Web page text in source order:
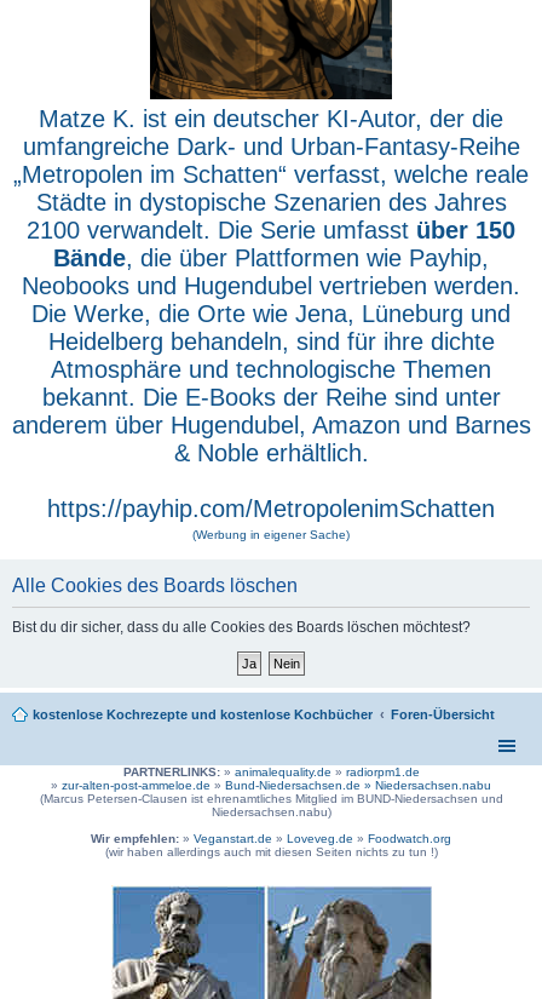
Matze K. ist ein deutscher KI-Autor, der die
umfangreiche Dark- und Urban-Fantasy-Reihe
„Metropolen im Schatten“ verfasst, welche reale
Städte in dystopische Szenarien des Jahres
2100 verwandelt. Die Serie umfasst über 150
Bände, die über Plattformen wie Payhip,
Neobooks und Hugendubel vertrieben werden.
Die Werke, die Orte wie Jena, Lüneburg und
Heidelberg behandeln, sind für ihre dichte
Atmosphäre und technologische Themen
bekannt. Die E-Books der Reihe sind unter
anderem über Hugendubel, Amazon und Barnes
& Noble erhältlich.
https://payhip.com/MetropolenimSchatten
(Werbung in eigener Sache)
Alle Cookies des Boards löschen
Bist du dir sicher, dass du alle Cookies des Boards löschen möchtest?
kostenlose Kochrezepte und kostenlose Kochbücher Foren-Übersicht
PARTNERLINKS:» animalequality.de » radiorpm1.de
» zur-alten-post-ammeloe.de » Bund-Niedersachsen.de » Niedersachsen.nabu
(Marcus Petersen-Clausen ist ehrenamtliches Mitglied im BUND-Niedersachsen und
Niedersachsen.nabu)
Wir empfehlen: » Veganstart.de » Loveveg.de » Foodwatch.org
(wir haben allerdings auch mit diesen Seiten nichts zu tun !)